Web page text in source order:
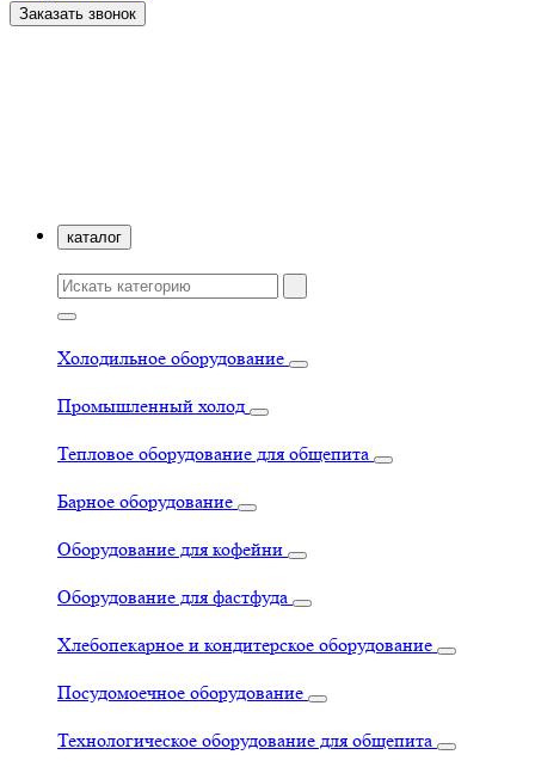
Заказать звонок
каталог
Холодильное оборудование
Промышленный холод
Тепловое оборудование для общепита
Барное оборудование
Оборудование для кофейни
Оборудование для фастфуда
Хлебопекарное и кондитерское оборудование
Посудомоечное оборудование
Технологическое оборудование для общепита